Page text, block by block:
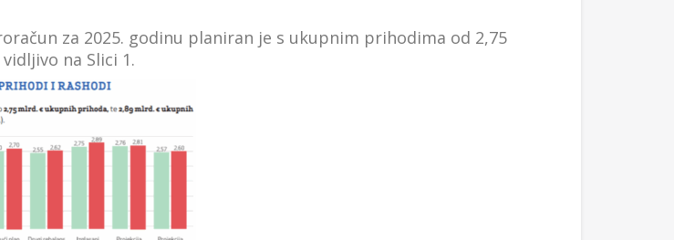
za 2025. godinu planiran je s ukupnim prihodima od 2,75
na Slici 1.